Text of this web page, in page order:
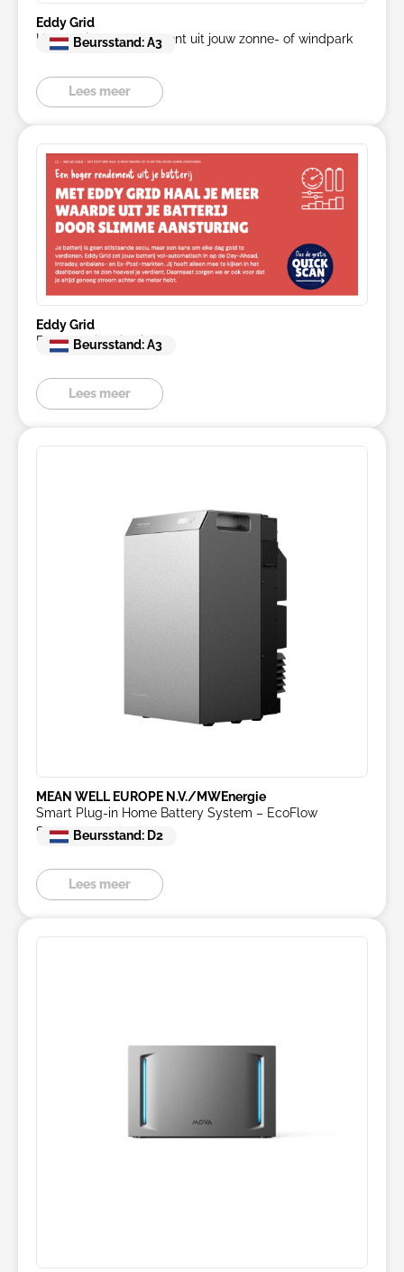
Eddy Grid
Het maximale rendement uit jouw zonne- of windpark
Beursstand: A3
Lees meer
Eddy Grid
BESS Optimalisatie
Beursstand: A3
Lees meer
MEAN WELL EUROPE N.V./MWEnergie
Smart Plug-in Home Battery System – EcoFlow
STREAM AC 5000
Beursstand: D2
Lees meer